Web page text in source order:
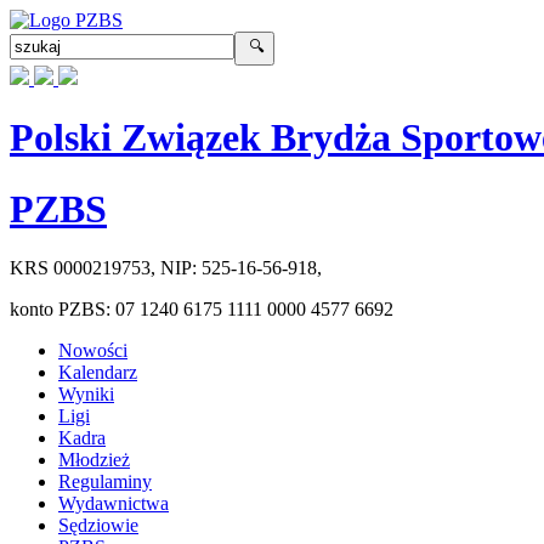
Polski Związek Brydża
PZBS
KRS 0000219753, NIP: 525-16-56-918,
konto PZBS: 07 1240 6175 1111 0000 4577 6692
Nowości
Kalendarz
Wyniki
Ligi
Kadra
Młodzież
Regulaminy
Wydawnictwa
Sędziowie